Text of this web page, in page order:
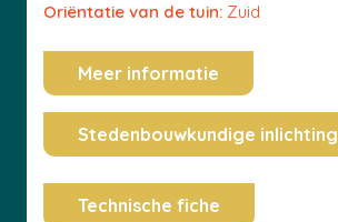
Oriëntatie van de tuin: Zuid
Meer informatie
Stedenbouwkundige inlichting
Technische fiche